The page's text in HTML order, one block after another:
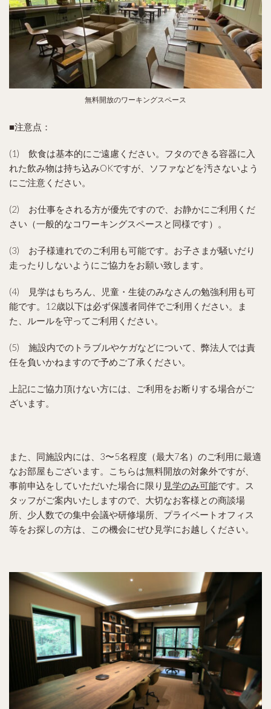
無料開放のワーキングスペース
■注意点：
(1) 飲食は基本的にご遠慮ください。フタのできる容器に入
れた飲み物は持ち込みOKですが、ソファなどを汚さないよう
にご注意ください。
(2) お仕事をされる方が優先ですので、お静かにご利用くだ
さい（一般的なコワーキングスペースと同様です）。
(3) お子様連れでのご利用も可能です。お子さまが騒いだり
走ったりしないようにご協力をお願い致します。
(4) 見学はもちろん、児童・生徒のみなさんの勉強利用も可
能です。12歳以下は必ず保護者同伴でご利用ください。ま
た、ルールを守ってご利用ください。
(5) 施設内でのトラブルやケガなどについて、弊法人では責
任を負いかねますので予めご了承ください。
上記にご協力頂けない方には、ご利用をお断りする場合がご
ざいます。
また、同施設内には、3〜5名程度（最大7名）のご利用に最適
なお部屋もございます。こちらは無料開放の対象外ですが、
事前申込をしていただいた場合に限り 見学のみ可能です。ス
タッフがご案内いたしますので、大切なお客様との商談場
所、少人数での集中会議や研修場所、プライベートオフィス
等をお探しの方は、この機会にぜひ見学にお越しください。